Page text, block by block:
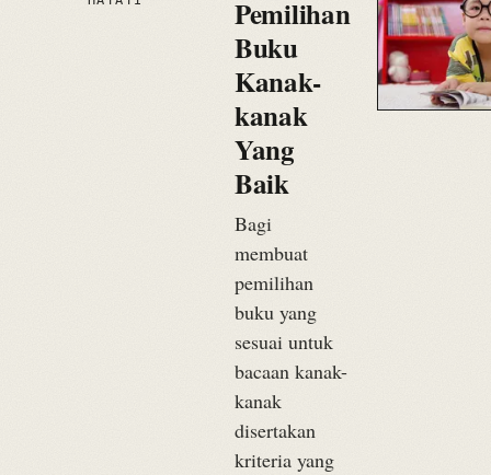
Pemilihan
Buku
Kanak-
kanak
Yang
Baik
Bagi
membuat
pemilihan
buku yang
sesuai untuk
bacaan kanak-
kanak
disertakan
kriteria yang